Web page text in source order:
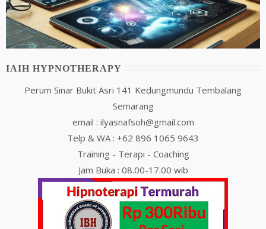
IAIH HYPNOTHERAPY
Perum Sinar Bukit Asri 141 Kedungmundu Tembalang
Semarang
email : ilyasnafsoh@gmail.com
Telp & WA : +62 896 1065 9643
Training - Terapi - Coaching
Jam Buka : 08.00-17.00 wib